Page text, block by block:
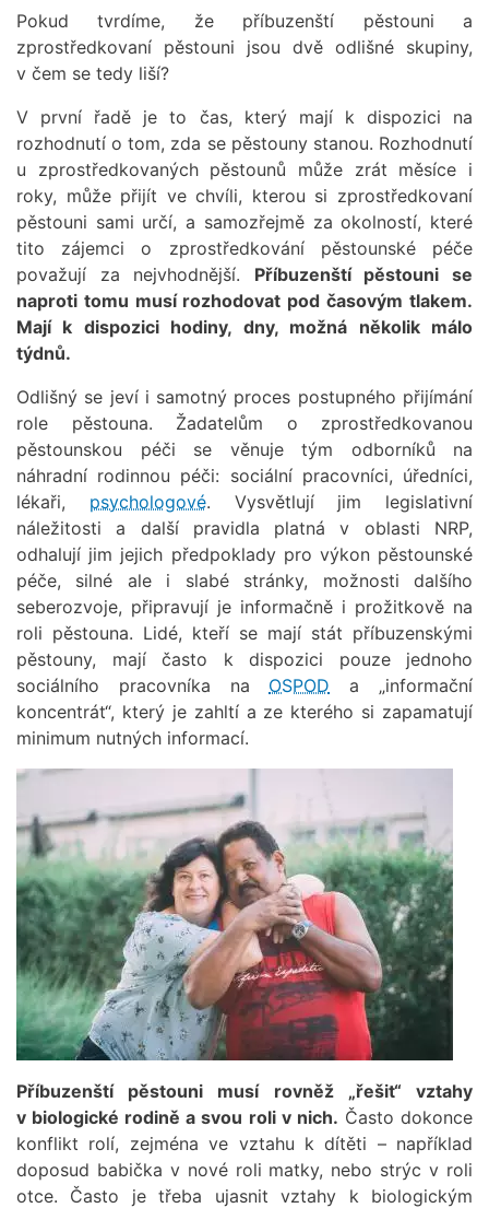
Pokud tvrdíme, že příbuzenští pěstouni a
zprostředkovaní pěstouni jsou dvě odlišné skupiny,
v čem se tedy liší?
V první řadě je to čas, který mají k dispozici na
rozhodnutí o tom, zda se pěstouny stanou. Rozhodnutí
u zprostředkovaných pěstounů může zrát měsíce i
roky, může přijít ve chvíli, kterou si zprostředkovaní
pěstouni sami určí, a samozřejmě za okolností, které
tito zájemci o zprostředkování pěstounské péče
považují za nejvhodnější. Příbuzenští pěstouni se
naproti tomu musí rozhodovat pod časovým tlakem.
Mají k dispozici hodiny, dny, možná několik málo
týdnů.
Odlišný se jeví i samotný proces postupného přijímání
role pěstouna. Žadatelům o zprostředkovanou
pěstounskou péči se věnuje tým odborníků na
náhradní rodinnou péči: sociální pracovníci, úředníci,
lékaři, psychologové. Vysvětlují jim legislativní
náležitosti a další pravidla platná v oblasti NRP,
odhalují jim jejich předpoklady pro výkon pěstounské
péče, silné ale i slabé stránky, možnosti dalšího
seberozvoje, připravují je informačně i prožitkově na
roli pěstouna. Lidé, kteří se mají stát příbuzenskými
pěstouny, mají často k dispozici pouze jednoho
sociálního pracovníka na OSPOD a „informační
koncentrát“, který je zahltí a ze kterého si zapamatují
minimum nutných informací.
Obrázek
Příbuzenští pěstouni musí rovněž „řešit“ vztahy
v biologické rodině a svou roli v nich. Často dokonce
konflikt rolí, zejména ve vztahu k dítěti – například
doposud babička v nové roli matky, nebo strýc v roli
otce. Často je třeba ujasnit vztahy k biologickým